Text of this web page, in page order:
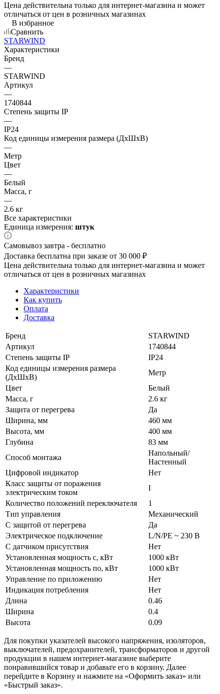
Цена действительна только для интернет-магазина и может
отличаться от цен в розничных магазинах
В избранное
Сравнить
STARWIND
Характеристики
Бренд
—
STARWIND
Артикул
—
1740844
Степень защиты IP
—
IP24
Код единицы измерения размера (ДхШхВ)
—
Метр
Цвет
—
Белый
Масса, г
—
2.6 кг
Все характеристики
Единица измерения: штук
Самовывоз завтра - бесплатно
Доставка бесплатна при заказе от 30 000 ₽
Цена действительна только для интернет-магазина и может
отличаться от цен в розничных магазинах
Характеристики
Как купить
Оплата
Доставка
Бренд
STARWIND
Артикул
1740844
Степень защиты IP
IP24
Код единицы измерения размера
(ДхШхВ)
Метр
Цвет
Белый
Масса, г
2.6 кг
Защита от перегрева
Да
Ширина, мм
460 мм
Высота, мм
400 мм
Глубина
83 мм
Способ монтажа
Напольный/
Настенный
Цифровой индикатор
Нет
Класс защиты от поражения
электрическим током
I
Количество положений переключателя
1
Тип управления
Механический
С защитой от перегрева
Да
Электрическое подключение
L/N/PE ~ 230 В
С датчиком присутствия
Нет
Установленная мощность с, кВт
1000 кВт
Установленная мощность по, кВт
1000 кВт
Управление по приложению
Нет
Индикация потребления
Нет
Длина
0.46
Ширина
0.4
Высота
0.09
Для покупки указателей высокого напряжения, изоляторов,
выключателей, предохранителей, трансформаторов и другой
продукции в нашем интернет-магазине выберите
понравившийся товар и добавьте его в корзину. Далее
перейдите в Корзину и нажмите на «Оформить заказ» или
«Быстрый заказ».